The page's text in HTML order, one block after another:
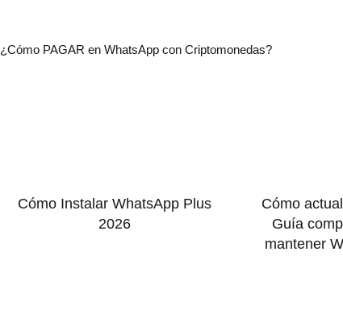
¿Cómo PAGAR en WhatsApp con Criptomonedas?
Cómo Instalar WhatsApp Plus
2026
Cómo
Guía
mantener